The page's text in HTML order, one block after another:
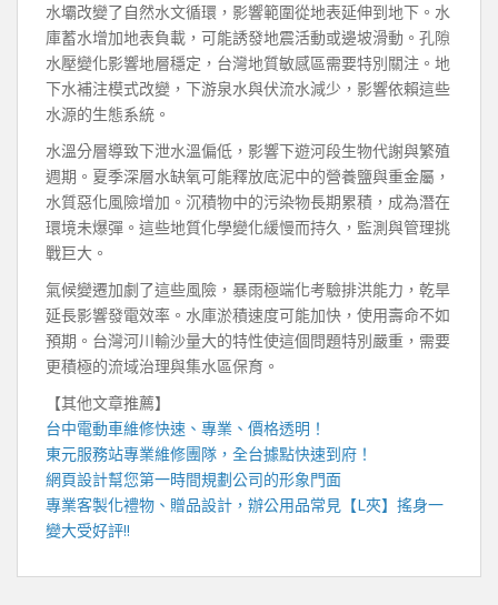
水壩改變了自然水文循環，影響範圍從地表延伸到地下。水
庫蓄水增加地表負載，可能誘發地震活動或邊坡滑動。孔隙
水壓變化影響地層穩定，台灣地質敏感區需要特別關注。地
下水補注模式改變，下游泉水與伏流水減少，影響依賴這些
水源的生態系統。
水溫分層導致下泄水溫偏低，影響下遊河段生物代謝與繁殖
週期。夏季深層水缺氧可能釋放底泥中的營養鹽與重金屬，
水質惡化風險增加。沉積物中的污染物長期累積，成為潛在
環境未爆彈。這些地質化學變化緩慢而持久，監測與管理挑
戰巨大。
氣候變遷加劇了這些風險，暴雨極端化考驗排洪能力，乾旱
延長影響發電效率。水庫淤積速度可能加快，使用壽命不如
預期。台灣河川輸沙量大的特性使這個問題特別嚴重，需要
更積極的流域治理與集水區保育。
【其他文章推薦】
台中電動車維修快速、專業、價格透明！
東元服務站專業維修團隊，全台據點快速到府！
網頁設計幫您第一時間規劃公司的形象門面
專業客製化禮物、贈品設計，辦公用品常見【L夾】搖身一
變大受好評!!